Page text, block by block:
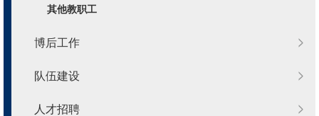
其他教职工
博后工作
队伍建设
人才招聘